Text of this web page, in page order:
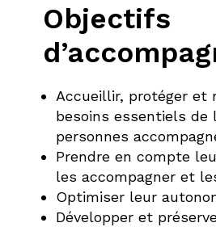
Objectifs
Accueillir, protéger et
besoins essentiels de
personnes
Prendre en compte
les accompagner et
Optimiser leur
Développer et